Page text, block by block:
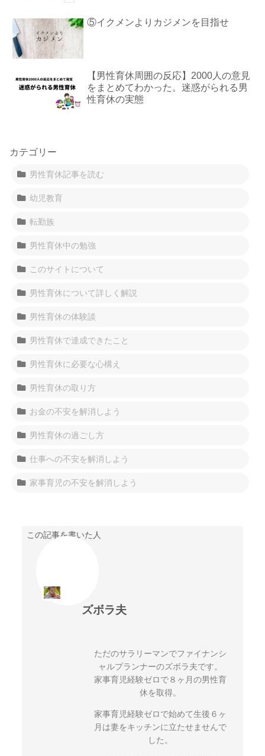
⑤イクメンよりカジメンを目指せ
【男性育休周囲の反応】2000人の意見
をまとめてわかった。迷惑がられる男
性育休の実態
カテゴリー
男性育休記事を読む
幼児教育
転勤族
男性育休中の勉強
このサイトについて
男性育休について詳しく解説
男性育休の体験談
男性育休で達成できたこと
男性育休に必要な心構え
男性育休の取り方
お金の不安を解消しよう
男性育休の過ごし方
仕事への不安を解消しよう
家事育児の不安を解消しよう
この記事を書いた人
ズボラ夫
ただのサラリーマンでファイナンシ
ャルプランナーのズボラ夫です。
家事育児経験ゼロで８ヶ月の男性育
休を取得。
家事育児経験ゼロで始めて生後６ヶ
月は妻をキッチンに立たせませんで
した。